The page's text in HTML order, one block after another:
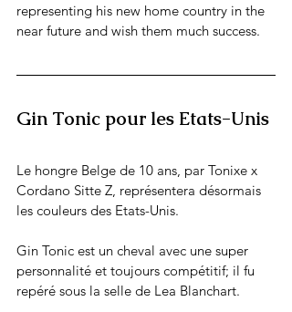
representing his new home country in the
near future and wish them much success.
Gin Tonic pour les Etats-Unis
Le hongre Belge de 10 ans, par Tonixe x
Cordano Sitte Z, représentera désormais
les couleurs des Etats-Unis.
Gin Tonic est un cheval avec une super
personnalité et toujours compétitif; il fu
repéré sous la selle de Lea Blanchart.